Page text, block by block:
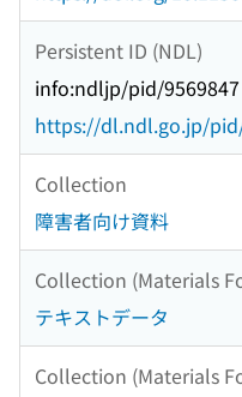
Persistent ID (NDL)
info:ndljp/pid/9569847
https://dl.ndl.go.jp/
Collection
障害者向け資料
Collection (Materials
テキストデータ
Collection (Materials